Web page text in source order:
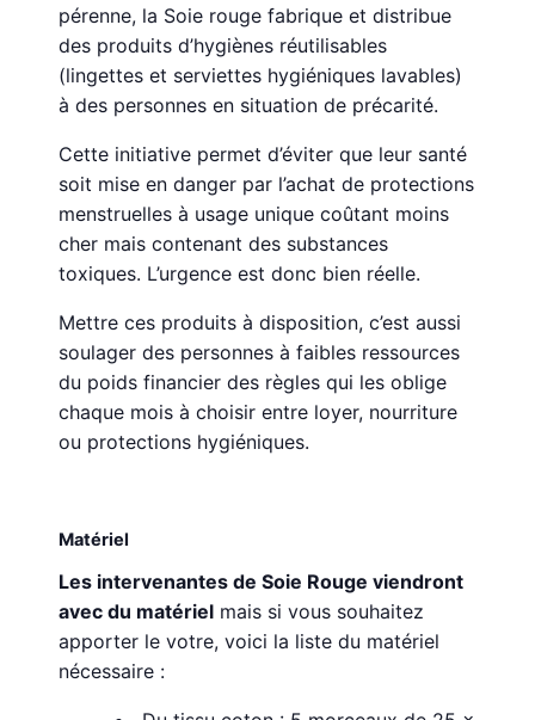
pérenne, la Soie rouge fabrique et distribue
des produits d’hygiènes réutilisables
(lingettes et serviettes hygiéniques lavables)
à des personnes en situation de précarité.
Cette initiative permet d’éviter que leur santé
soit mise en danger par l’achat de protections
menstruelles à usage unique coûtant moins
cher mais contenant des substances
toxiques. L’urgence est donc bien réelle.
Mettre ces produits à disposition, c’est aussi
soulager des personnes à faibles ressources
du poids financier des règles qui les oblige
chaque mois à choisir entre loyer, nourriture
ou protections hygiéniques.
Matériel
Les intervenantes de Soie Rouge viendront
avec du matériel mais si vous souhaitez
apporter le votre, voici la liste du matériel
nécessaire :